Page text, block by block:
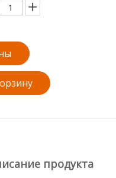
продукта